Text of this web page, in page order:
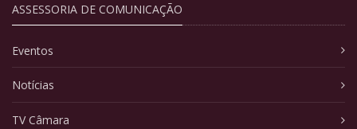
ASSESSORIA DE COMUNICAÇÃO
Eventos
Notícias
TV Câmara